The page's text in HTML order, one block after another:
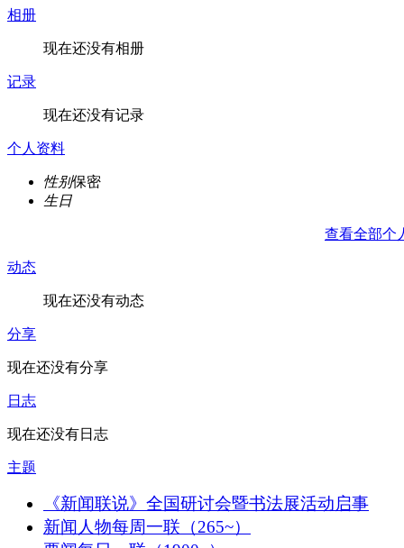
相册
现在还没有相册
记录
现在还没有记录
个人资料
性别保密
生日
查看全部个
动态
现在还没有动态
分享
现在还没有分享
日志
现在还没有日志
主题
《新闻联说》全国研讨会暨书法展活动启事
新闻人物每周一联（265~）